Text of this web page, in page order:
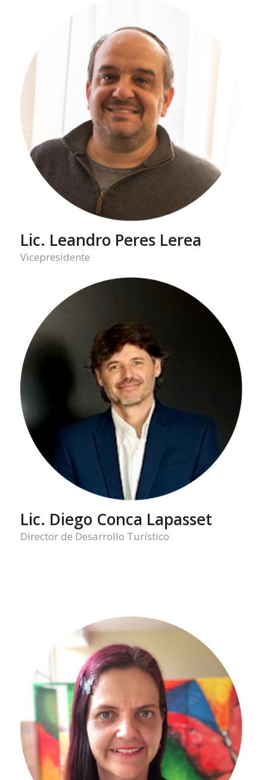
Lic. Leandro Peres Lerea
Vicepresidente
Lic. Diego Conca Lapasset
Director de Desarrollo Turístico